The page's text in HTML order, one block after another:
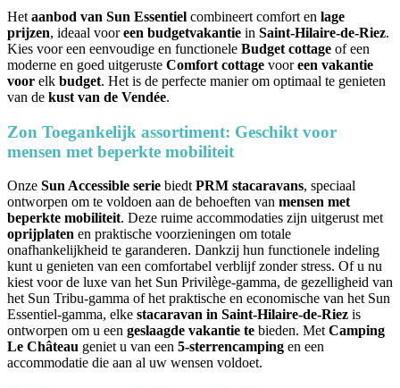
Het aanbod van Sun Essentiel combineert comfort en lage
prijzen, ideaal vooreen budgetvakantie in Saint-Hilaire-de-Riez.
Kies voor een eenvoudige en functionele Budget cottage of een
moderne en goed uitgeruste Comfort cottage vooreen vakantie
voor elk budget. Het is de perfecte manier om optimaal te genieten
van de kust van de Vendée.
Zon Toegankelijk assortiment: Geschikt voor
mensen met beperkte mobiliteit
Onze Sun Accessible serie biedt PRM stacaravans, speciaal
ontworpen om te voldoen aan de behoeften van mensen met
beperkte mobiliteit. Deze ruime accommodaties zijn uitgerust met
oprijplaten en praktische voorzieningen om totale
onafhankelijkheid te garanderen. Dankzij hun functionele indeling
kunt u genieten van een comfortabel verblijf zonder stress. Of u nu
kiest voor de luxe van het Sun Privilège-gamma, de gezelligheid van
het Sun Tribu-gamma of het praktische en economische van het Sun
Essentiel-gamma, elke stacaravan in Saint-Hilaire-de-Riez is
ontworpen om u een geslaagde vakantie te bieden. Met Camping
Le Château geniet u van een 5-sterrencamping en een
accommodatie die aan al uw wensen voldoet.